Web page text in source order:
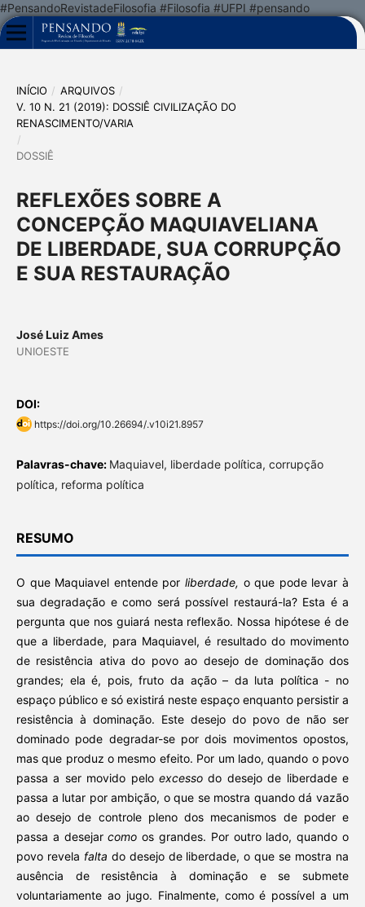
#PensandoRevistadeFilosofia #Filosofia #UFPI #pensando
INÍCIO / ARQUIVOS /
V. 10 N. 21 (2019): DOSSIÊ CIVILIZAÇÃO DO
RENASCIMENTO/VARIA
/
DOSSIÊ
REFLEXÕES SOBRE A
CONCEPÇÃO MAQUIAVELIANA
DE LIBERDADE, SUA CORRUPÇÃO
E SUA RESTAURAÇÃO
José Luiz Ames
UNIOESTE
DOI:
https://doi.org/10.26694/.v10i21.8957
Palavras-chave: Maquiavel, liberdade política, corrupção
política, reforma política
RESUMO
O que Maquiavel entende por liberdade, o que pode levar à
sua degradação e como será possível restaurá-la? Esta é a
pergunta que nos guiará nesta reflexão. Nossa hipótese é de
que a liberdade, para Maquiavel, é resultado do movimento
de resistência ativa do povo ao desejo de dominação dos
grandes; ela é, pois, fruto da ação – da luta política - no
espaço público e só existirá neste espaço enquanto persistir a
resistência à dominação. Este desejo do povo de não ser
dominado pode degradar-se por dois movimentos opostos,
mas que produz o mesmo efeito. Por um lado, quando o povo
passa a ser movido pelo excesso do desejo de liberdade e
passa a lutar por ambição, o que se mostra quando dá vazão
ao desejo de controle pleno dos mecanismos de poder e
passa a desejarcomo os grandes. Por outro lado, quando o
povo revela falta do desejo de liberdade, o que se mostra na
ausência de resistência à dominação e se submete
voluntariamente ao jugo. Finalmente, como é possível a um